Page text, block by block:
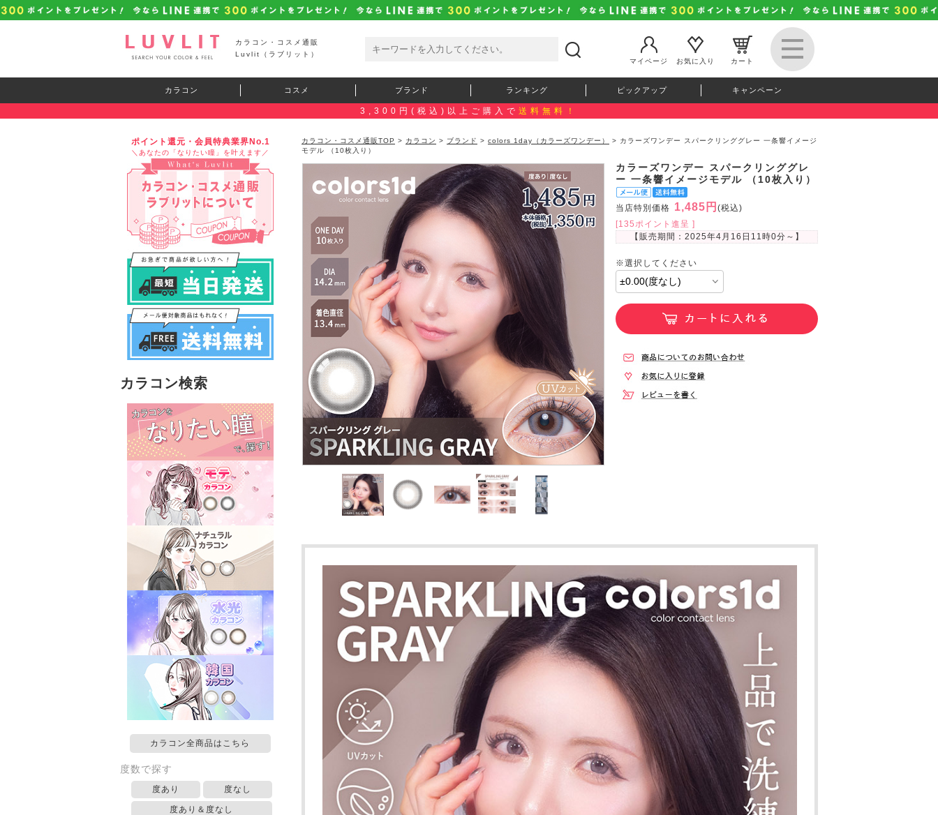
カラコン・コスメ通販
Luvlit（ラブリット）
マイページ
お気に入り カート
カラコン コスメ ブランド ランキング ピックアップ キャンペーン
3,300円(税込)以上ご購入で 送料無料！
ポイント還元・会員特典業界No.1
＼あなたの「なりたい瞳」を叶えます／
カラコン検索
カラコン全商品はこちら
度数で探す
度あり 度なし
度あり＆度なし
カラコン・コスメ通販TOP > カラコン > ブランド > colors 1day（カラーズワンデー）
> カラーズワンデー スパークリンググレー 一条響イメージ
モデル （10枚入り）
カラーズワンデー スパークリンググレ
ー 一条響イメージモデル （10枚入り）
当店特別価格 1,485円 (税込)
[135ポイント進呈 ]
【販売期間： 2025年4月16日11時0分 ～】